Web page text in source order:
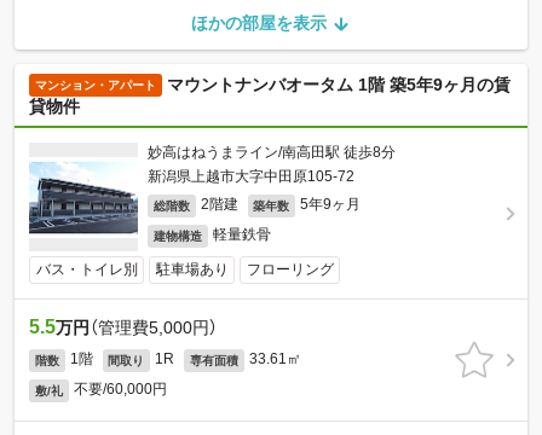
ほかの部屋を表示
マンション・アパート
マウントナンバオータム 1階 築5年9ヶ月の賃
貸物件
妙高はねうまライン/南高田駅 徒歩8分
新潟県上越市大字中田原105-72
総階数 2階建 築年数 5年9ヶ月
建物構造 軽量鉄骨
バス・トイレ別 駐車場あり フローリング
5.5万円 （管理費5,000円）
階数 1階 間取り 1R 専有面積 33.61㎡
敷/礼 不要/60,000円